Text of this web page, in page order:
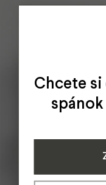
Chcete
spánok